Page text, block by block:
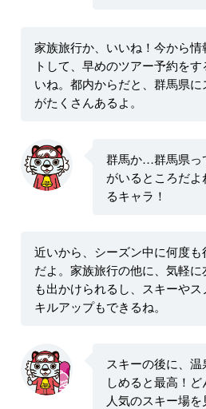
家族旅行か、いいね！今から情
トして、早めのツアー予約をす
いね。都内からだと、群馬県に
がたくさんあるよ。
群馬か…群馬県っ
がいるところだ
るキャラ！
近いから、シーズン中に何度も
だよ。家族旅行の他に、気軽に
も出かけられるし、スキーやス
キルアップもできるね。
スキーの後に、
しめると最高！ど
人気のスキー場を